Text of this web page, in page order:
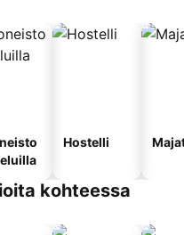
Hostelli
kohteessa